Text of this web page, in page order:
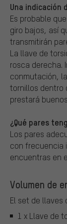
Una indicación
Es probable
giro bajos, así
transmitirán
La llave de
rosca derecha.
conmutación,
tornillos dentro
prestará
¿Qué pares
Los pares
con frecuencia
encuentras en
Volumen de
El set de llaves
1 x Llave de